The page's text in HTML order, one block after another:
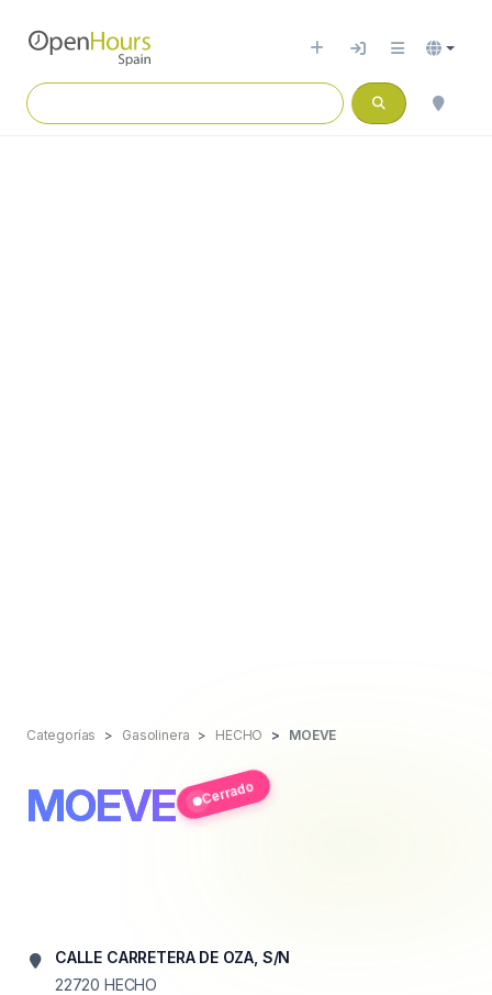
Categorías Gasolinera HECHO MOEVE
MOEVE Cerrado
CALLE CARRETERA DE OZA, S/N
22720 HECHO